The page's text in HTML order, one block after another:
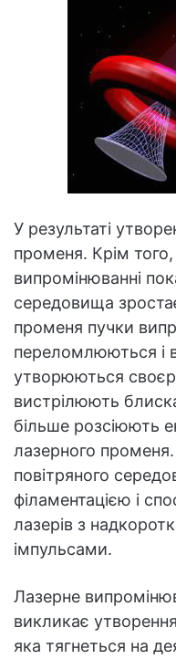
У результаті
променя. Крім
випромінюванні
середовища
променя пучки
переломлюються і
утворюються
вистрілюють
більше розсіюють
лазерного променя.
повітряного
філаментацією і
лазерів з
імпульсами.
Лазерне
викликає
яка тягнеться на